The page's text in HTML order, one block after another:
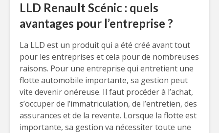
LLD Renault Scénic : quels
avantages pour l’entreprise ?
La LLD est un produit qui a été créé avant tout
pour les entreprises et cela pour de nombreuses
raisons. Pour une entreprise qui entretient une
flotte automobile importante, sa gestion peut
vite devenir onéreuse. Il faut procéder à l’achat,
s’occuper de l’immatriculation, de l’entretien, des
assurances et de la revente. Lorsque la flotte est
importante, sa gestion va nécessiter toute une